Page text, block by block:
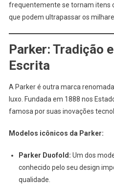
frequentemente se tornam itens
que podem ultrapassar os
Parker: Tradição
Escrita
A Parker é outra marca
luxo. Fundada em 1888 nos
famosa por suas inovações
Modelos icônicos da Parker:
Parker Duofold: Um dos
conhecido pelo seu design
qualidade.